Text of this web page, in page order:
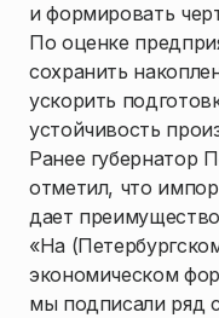
и формировать
По оценке
сохранить
ускорить
устойчивость
Ранее губернатор
отметил, что
дает
«На
экономическом
мы подписали ряд